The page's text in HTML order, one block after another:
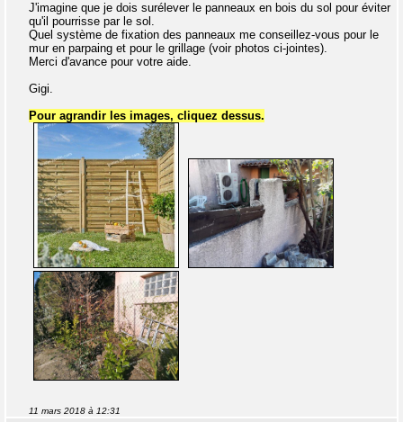
J'imagine que je dois surélever le panneaux en bois du sol pour éviter
qu'il pourrisse par le sol.
Quel système de fixation des panneaux me conseillez-vous pour le
mur en parpaing et pour le grillage (voir photos ci-jointes).
Merci d'avance pour votre aide.
Gigi.
Pour agrandir les images, cliquez dessus.
11 mars 2018 à 12:31